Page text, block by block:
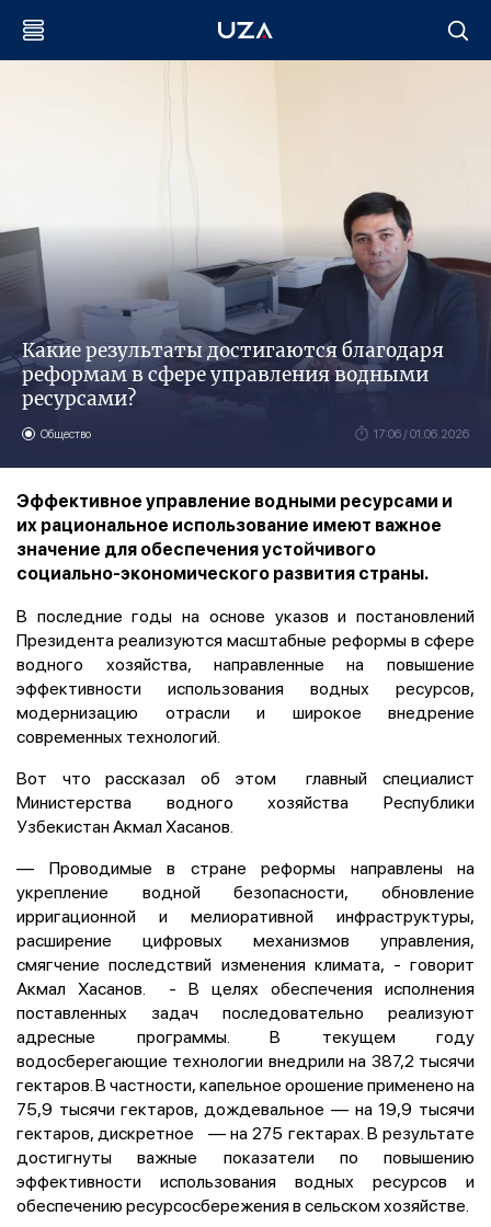
Какие результаты достигаются благодаря
реформам в сфере управления водными
ресурсами?
Общество 17:06 / 01.06.2026
Эффективное управление водными ресурсами и
их рациональное использование имеют важное
значение для обеспечения устойчивого
социально-экономического развития страны.
В последние годы на основе указов и постановлений
Президента реализуются масштабные реформы в сфере
водного хозяйства, направленные на повышение
эффективности использования водных ресурсов,
модернизацию отрасли и широкое внедрение
современных технологий.
Вот что рассказал об этом главный специалист
Министерства водного хозяйства Республики
Узбекистан Акмал Хасанов.
— Проводимые в стране реформы направлены на
укрепление водной безопасности, обновление
ирригационной и мелиоративной инфраструктуры,
расширение цифровых механизмов управления,
смягчение последствий изменения климата, - говорит
Акмал Хасанов. - В целях обеспечения исполнения
поставленных задач последовательно реализуют
адресные программы. В текущем году
водосберегающие технологии внедрили на 387,2 тысячи
гектаров. В частности, капельное орошение применено на
75,9 тысячи гектаров, дождевальное — на 19,9 тысячи
гектаров, дискретное — на 275 гектарах. В результате
достигнуты важные показатели по повышению
эффективности использования водных ресурсов и
обеспечению ресурсосбережения в сельском хозяйстве.